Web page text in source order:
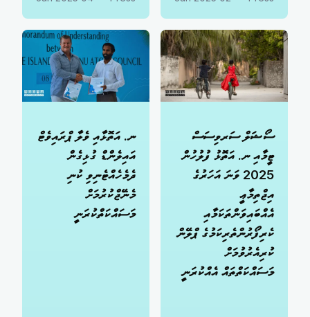
ސޯޝަލް ސަރވިސަސް
ޓީމާއި ނ. އަތޮޅު ފުލުހުން
2025 ވަނަ އަހަރުގެ
އިޖްތިމާޢީ
އެއްބައިވަންތަކަމާއި
ކެރިފޯރުންތެރިކަމުގެ ޕްލޭން
ކުރިއެރުވުމަށް
މަސައްކަތްތައް އެއްކުރަނީ
ނ. އަތޮޅާއި ވެލާ ޕްރައިވެޓް
އައިލެންޑް ގުޅިގެން
ދެމެހެއްޓެނިވި ކުނި
މެނޭޖްކުރުމަށް
މަސައްކަތްކުރަނީ